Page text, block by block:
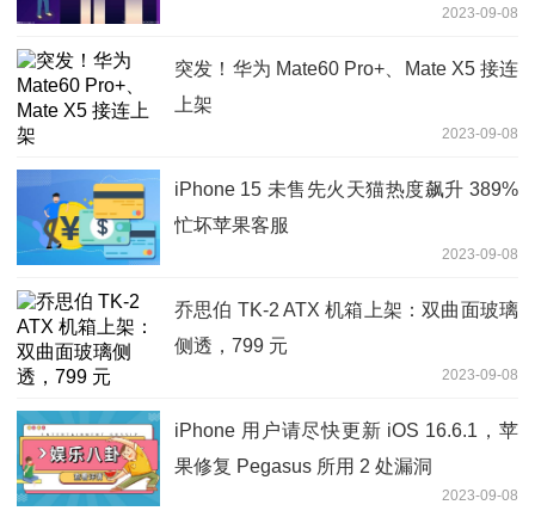
2023-09-08
突发！华为 Mate60 Pro+、Mate X5 接连
上架
2023-09-08
iPhone 15 未售先火天猫热度飙升 389%
忙坏苹果客服
2023-09-08
乔思伯 TK-2 ATX 机箱上架：双曲面玻璃
侧透，799 元
2023-09-08
iPhone 用户请尽快更新 iOS 16.6.1，苹
果修复 Pegasus 所用 2 处漏洞
2023-09-08